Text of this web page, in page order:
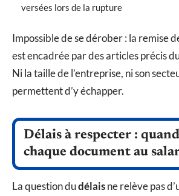
versées lors de la rupture
Impossible de se dérober : la remise
est encadrée par des articles précis
Ni la taille de l’entreprise, ni son
permettent d’y échapper.
Délais à respecter :
chaque document au
La question dudélaisne relève pas